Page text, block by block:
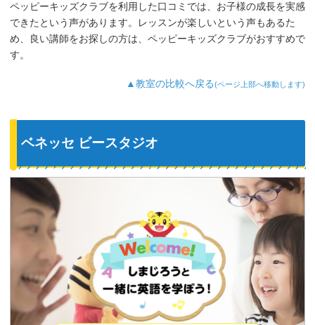
3歳児を飽きさせない充実したレッスンだ
と思います。うちの子は特に歌やダンス
が好きなようで、よく「Hello～♪」と歌
ど、色んなものを英語で教えてくれるよ
うになり、英語が身についてきているの
ペッピーキッズクラブを利用した口コミでは、お子様の成長を実感
できたという声があります。レッスンが楽しいという声もあるた
め、良い講師をお探しの方は、ペッピーキッズクラブがおすすめで
す。
▲教室の比較へ戻る(ページ上部へ移動します)
ベネッセ ビースタジオ